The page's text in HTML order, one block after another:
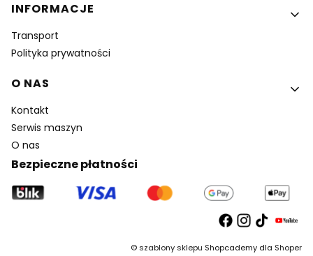
INFORMACJE
Transport
Polityka prywatności
O NAS
Kontakt
Serwis maszyn
O nas
Bezpieczne płatności
©szablony sklepu Shopcademy dla Shoper